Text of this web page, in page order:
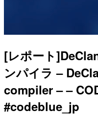
[レポート
ンパイラ –
compiler – –
#codeblue_jp